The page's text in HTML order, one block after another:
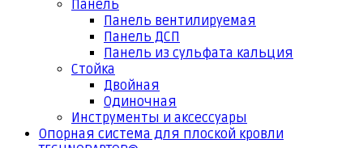
Панель
Панель вентилируемая
Панель ДСП
Панель из сульфата кальция
Стойка
Двойная
Одиночная
Инструменты и аксессуары
Опорная система для плоской кровли